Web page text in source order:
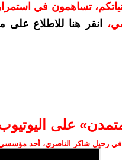
إمكانياتكم، تساهمون في
،
انقر هنا للاطلاع على
على
في رحيل شاكر الناصري، أحد مؤسسي